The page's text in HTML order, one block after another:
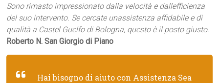
Sono rimasto impressionato dalla velocità e dallefficienza
del suo intervento. Se cercate unassistenza affidabile e di
qualità a Castel Guelfo di Bologna, questo è il posto giusto.
Roberto N. San Giorgio di Piano
Hai bisogno di aiuto con Assistenza Sea